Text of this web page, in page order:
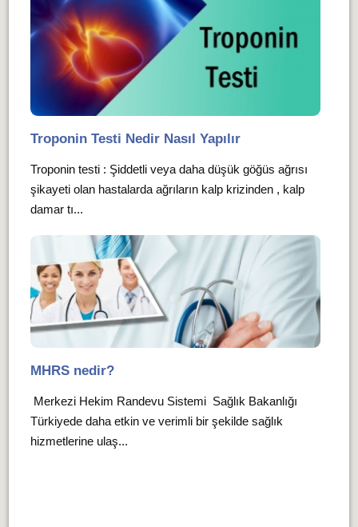
Troponin Testi Nedir Nasıl Yapılır
Troponin testi : Şiddetli veya daha düşük göğüs ağrısı
şikayeti olan hastalarda ağrıların kalp krizinden , kalp
damar tı...
MHRS nedir?
Merkezi Hekim Randevu Sistemi Sağlık Bakanlığı
Türkiyede daha etkin ve verimli bir şekilde sağlık
hizmetlerine ulaş...